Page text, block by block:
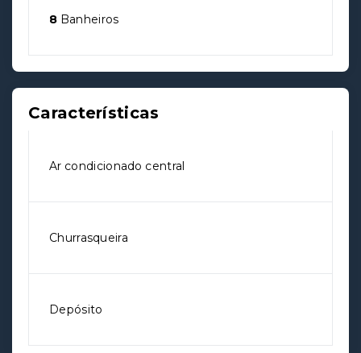
8 Banheiros
Características
Ar condicionado central
Churrasqueira
Depósito